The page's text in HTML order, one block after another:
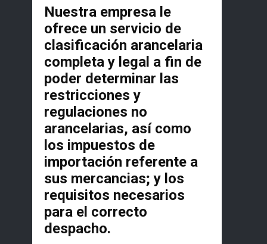
Nuestra empresa le
ofrece un servicio de
clasificación arancelaria
completa y legal a fin de
poder determinar las
restricciones y
regulaciones no
arancelarias, así como
los impuestos de
importación referente a
sus mercancias; y los
requisitos necesarios
para el correcto
despacho.